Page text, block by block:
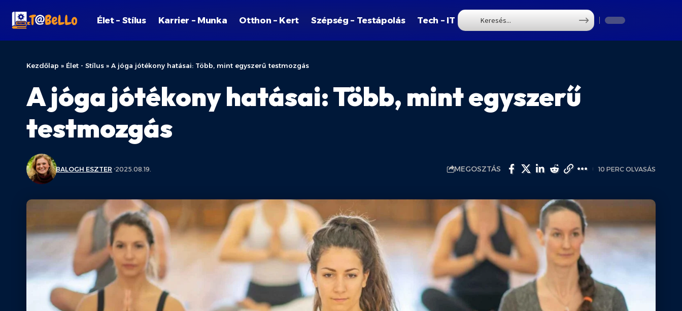
Élet – Stílus Karrier – Munka Otthon – Kert Szépség – Testápolás Tech – IT
Kezdőlap » Élet - Stílus » A jóga jótékony hatásai: Több, mint egyszerű testmozgás
A jóga jótékony hatásai: Több, mint egyszerű
testmozgás
BALOGH ESZTER 2025.08.19. MEGOSZTÁS 10 PERC OLVASÁS